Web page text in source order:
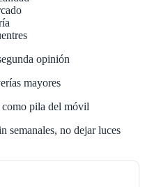
opinión
mayores
como pila del móvil
semanales, no dejar luces